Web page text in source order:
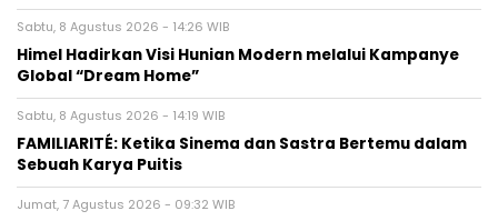
Sabtu, 8 Agustus 2026 - 14:26 WIB
Himel Hadirkan Visi Hunian Modern melalui Kampanye
Global “Dream Home”
Sabtu, 8 Agustus 2026 - 14:19 WIB
FAMILIARITÉ: Ketika Sinema dan Sastra Bertemu dalam
Sebuah Karya Puitis
Jumat, 7 Agustus 2026 - 09:32 WIB